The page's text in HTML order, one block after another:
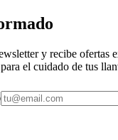
y recibe ofertas
el cuidado de tus